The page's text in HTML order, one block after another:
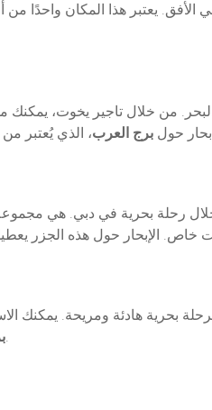
يعتبر هذا المكان واحدًا
من خلال تاجير يخوت، يمكنك
حول برج العرب
رحلة بحرية في دبي. هي
بحرية هادئة ومريحة. يمكنك
، كما توفر المنطقة مياه هادئة مثالية للإبحار والاسترخاء.